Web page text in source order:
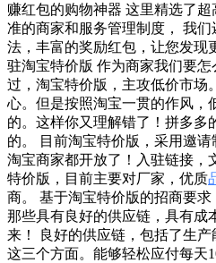
赚红包的购物神器 这里精选了
准的商家和服务管理制度， 我
法，丰富的奖励红包，让您发现
驻淘宝特价版 作为商家我们要
过，淘宝特价版，主攻低价市场
心。但是按照淘宝一贯的作风，
的。这样你又理解错了！拼多多
的。 目前淘宝特价版，采用邀
淘宝商家都开放了！入驻链接，
特价版，目前主要对厂家，优质
商。 基于淘宝特价版的招商要求
那些具有良好的供应链，具有成
来！ 良好的供应链，包括了生
这三个方面。能够轻松应付每天